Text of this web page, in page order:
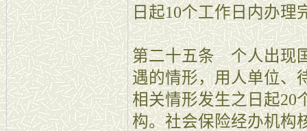
日起10个工作日内办理
第二十五条 个人出现
遇的情形，用人单位、
相关情形发生之日起20
构。社会保险经办机构